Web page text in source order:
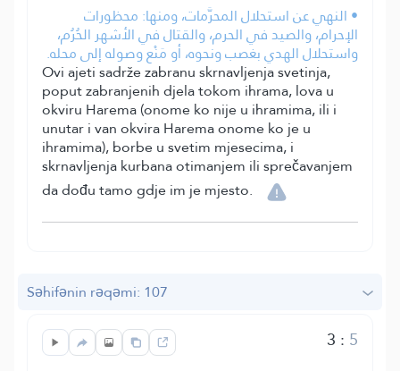
• النهي عن استحلال المحرَّمات، ومنها: محظورات
الإحرام، والصيد في الحرم، والقتال في الأشهر الحُرُم،
واستحلال الهدي بغصب ونحوه، أو مَنْع وصوله إلى محله.
Ovi ajeti sadrže zabranu skrnavljenja svetinja,
poput zabranjenih djela tokom ihrama, lova u
okviru Harema (onome ko nije u ihramima, ili i
unutar i van okvira Harema onome ko je u
ihramima), borbe u svetim mjesecima, i
skrnavljenja kurbana otimanjem ili sprečavanjem
da dođu tamo gdje im je mjesto.
Səhifənin rəqəmi: 107
3 : 5